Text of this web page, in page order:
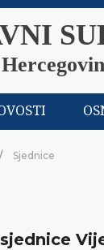
Sjednice